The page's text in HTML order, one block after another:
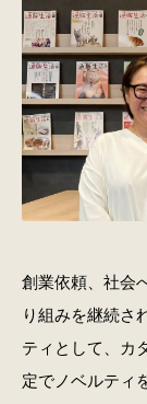
創業依頼、社会
り組みを継続さ
ティとして、カ
定でノベルティ